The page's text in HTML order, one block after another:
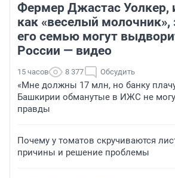
Фермер Джастас Уолкер,
как «веселый молочник»,
его семью могут
России — видео
15 часов 8 377 Обсудить
«Мне должны 17 млн, но банку
Башкирии обманутые в ИЖС не
правды
Почему у томатов скручиваются
причины и решение проблемы